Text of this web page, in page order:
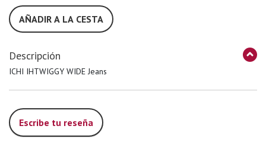
AÑADIR A LA CESTA
Descripción
ICHI IHTWIGGY WIDE Jeans
Escribe tu reseña